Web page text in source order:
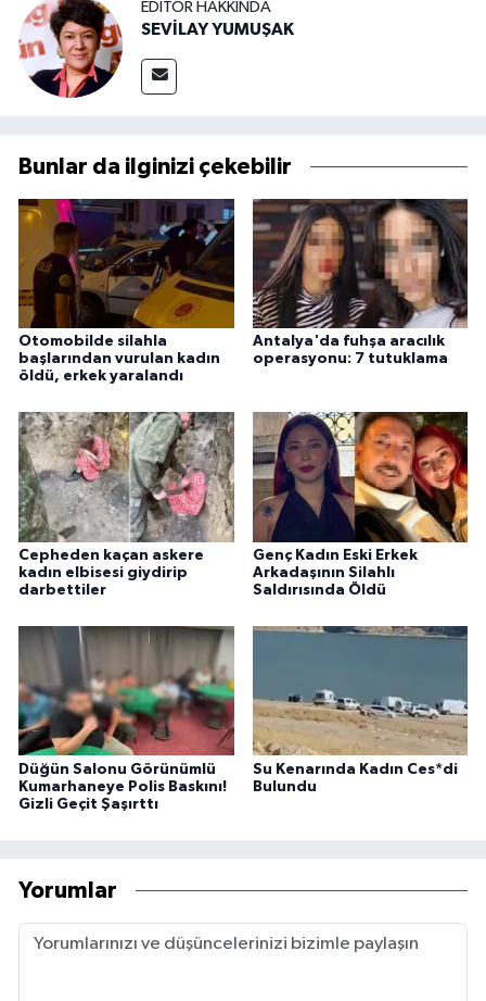
EDITÖR HAKKINDA
SEVİLAY YUMUŞAK
Bunlar da ilginizi çekebilir
Otomobilde silahla
başlarından vurulan kadın
öldü, erkek yaralandı
Antalya'da fuhşa aracılık
operasyonu: 7 tutuklama
Cepheden kaçan askere
kadın elbisesi giydirip
darbettiler
Genç Kadın Eski Erkek
Arkadaşının Silahlı
Saldırısında Öldü
Düğün Salonu Görünümlü
Kumarhaneye Polis Baskını!
Gizli Geçit Şaşırttı
Su Kenarında Kadın Ces*di
Bulundu
Yorumlar